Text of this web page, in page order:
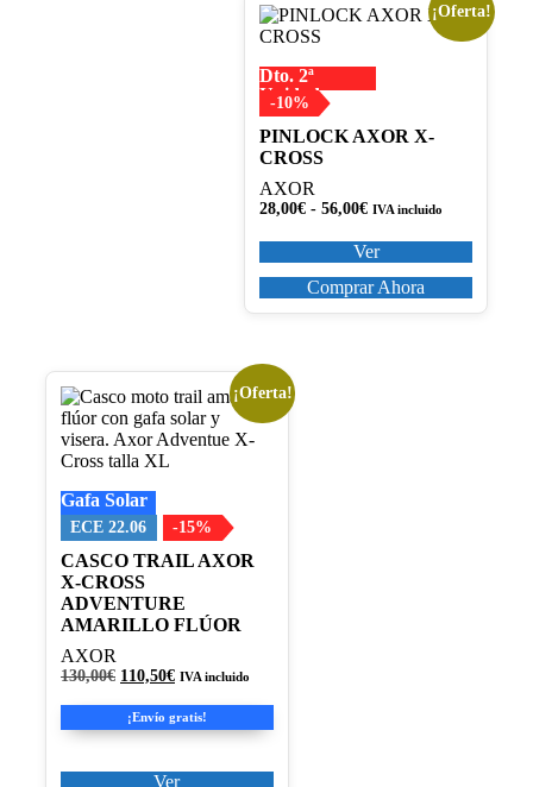
¡Oferta!
Dto. 2ª
Unidad
-10%
PINLOCK AXOR X-
CROSS
AXOR
28,00€ - 56,00€Rango
precios:
desde
28,00€
hasta
IVA incluido
Ver
Este
producto
múltiples
variantes.
Las
opciones
se
pueden
elegir
producto
Comprar Ahora
¡Oferta!
Gafa Solar
ECE 22.06 -15%
CASCO TRAIL AXOR
X-CROSS
ADVENTURE
AMARILLO FLÚOR
AXOR
130,00€ El
original
era:
110,50€El
actual
es:
IVA incluido
¡Envío gratis!
Ver
Este
producto
tiene
múltiples
Las
opciones
se
pueden
elegir
en
la
página
de